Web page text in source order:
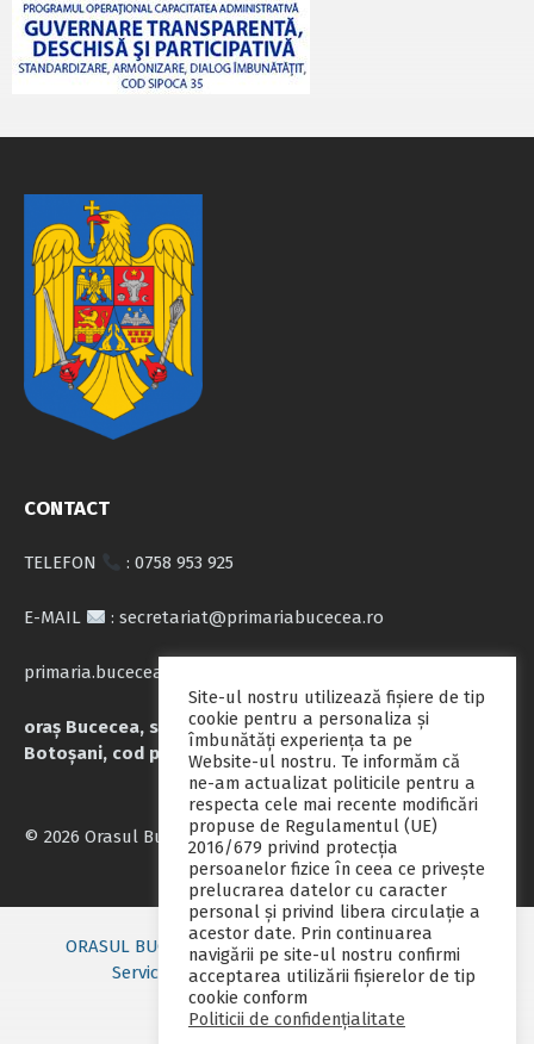
CONTACT
TELEFON : 0758 953 925
E-MAIL : secretariat@primariabucecea.ro
primaria.bucecea@yahoo.com
oraș Bucecea, str. Calea Națională nr.71, județul
Botoșani, cod poștal 717045
© 2026 Orasul Bucecea
ORASUL BUCECEA Primarie nou
Consiliul local
Servicii publice
Contact
Fii pregatit
Monitorul oficial local
Site-ul nostru utilizează fişiere de tip
cookie pentru a personaliza și
îmbunătăți experiența ta pe
Website-ul nostru. Te informăm că
ne-am actualizat politicile pentru a
respecta cele mai recente modificări
propuse de Regulamentul (UE)
2016/679 privind protecția
persoanelor fizice în ceea ce privește
prelucrarea datelor cu caracter
personal și privind libera circulație a
acestor date. Prin continuarea
navigării pe site-ul nostru confirmi
acceptarea utilizării fişierelor de tip
cookie conform
Politicii de confidențialitate